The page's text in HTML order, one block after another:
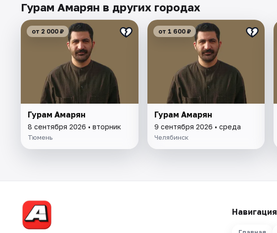
Гурам Амарян в других городах
от 2 000 ₽
Гурам Амарян
8 сентября 2026 • вторник
Тюмень
от 1 600 ₽
Гурам Амарян
9 сентября 2026 • среда
Челябинск
Навигация